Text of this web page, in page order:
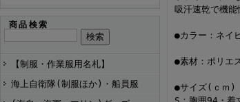
商品検索
【制服・作業服用名札】
海上自衛隊(制服ほか)・船員服
吸汗速乾で機能
●カラー：ネイ
●素材：ポリエ
●サイズ(ｃｍ)
S：胸囲94・着